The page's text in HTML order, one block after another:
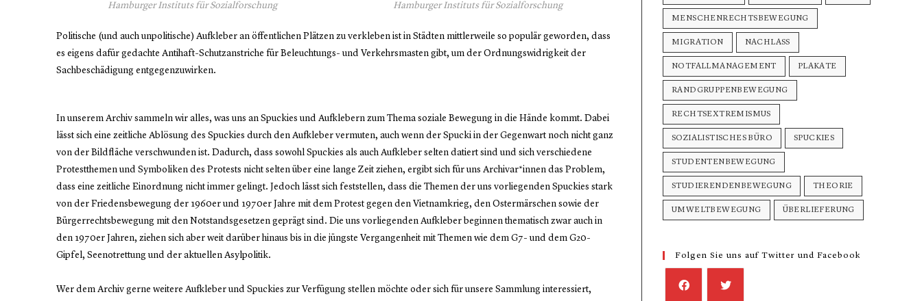
Hamburger Instituts für Sozialforschung
Hamburger Instituts für Sozialforschung
Politische (und auch unpolitische) Aufkleber an öffentlichen Plätzen zu verkleben ist in Städten mittlerweile so populär geworden, dass
es eigens dafür gedachte Antihaft-Schutzanstriche für Beleuchtungs- und Verkehrsmasten gibt, um der Ordnungswidrigkeit der
Sachbeschädigung entgegenzuwirken.
In unserem Archiv sammeln wir alles, was uns an Spuckies und Aufklebern zum Thema soziale Bewegung in die Hände kommt. Dabei
lässt sich eine zeitliche Ablösung des Spuckies durch den Aufkleber vermuten, auch wenn der Spucki in der Gegenwart noch nicht ganz
von der Bildfläche verschwunden ist. Dadurch, dass sowohl Spuckies als auch Aufkleber selten datiert sind und sich verschiedene
Protestthemen und Symboliken des Protests nicht selten über eine lange Zeit ziehen, ergibt sich für uns Archivar*innen das Problem,
dass eine zeitliche Einordnung nicht immer gelingt. Jedoch lässt sich feststellen, dass die Themen der uns vorliegenden Spuckies stark
von der Friedensbewegung der 1960er und 1970er Jahre mit dem Protest gegen den Vietnamkrieg, den Ostermärschen sowie der
Bürgerrechtsbewegung mit den Notstandsgesetzen geprägt sind. Die uns vorliegenden Aufkleber beginnen thematisch zwar auch in
den 1970er Jahren, ziehen sich aber weit darüber hinaus bis in die jüngste Vergangenheit mit Themen wie dem G7- und dem G20-
Gipfel, Seenotrettung und der aktuellen Asylpolitik.
Wer dem Archiv gerne weitere Aufkleber und Spuckies zur Verfügung stellen möchte oder sich für unsere Sammlung interessiert,
MENSCHENRECHTSBEWEGUNG
MIGRATION NACHLASS
NOTFALLMANAGEMENT PLAKATE
RANDGRUPPENBEWEGUNG
RECHTSEXTREMISMUS
SOZIALISTISCHES BÜRO SPUCKIES
STUDENTENBEWEGUNG
STUDIERENDENBEWEGUNG THEORIE
UMWELTBEWEGUNG ÜBERLIEFERUNG
Folgen Sie uns auf Twitter und Facebook